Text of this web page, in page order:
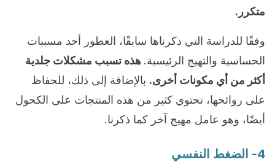
متكرر.
وفقًا للدراسة التي ذكرناها سابقًا، العطور أحد مسببات
الحساسية والتهيج الرئيسية. هذه تسبب مشكلات جلدية
أكثر من أي مكونات أخرى. بالإضافة إلى ذلك، للحفاظ
على روائحها، تحتوي كثير من هذه المنتجات على الكحول
أيضًا، وهو عامل مهيج آخر كما ذكرنا.
4- الضغط النفسي